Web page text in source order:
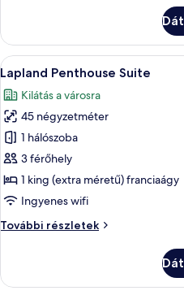
további
részletei
A
következő
szoba
összes
képének
megtekintése:
Lapland
Penthouse
Suite
16
Lapland Penthouse Suite
Kilátás a városra
45 négyzetméter
1 hálószoba
3 férőhely
1 king (extra méretű) franciaágy
Ingyenes wifi
További részletek
Lapland
részletei